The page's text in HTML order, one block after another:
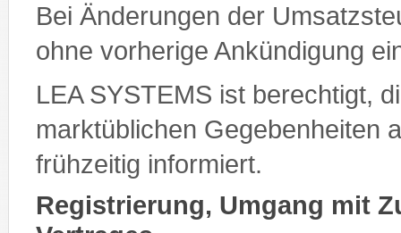
Bei Änderungen der
ohne vorherige Ankündigung
LEA SYSTEMS ist berechtigt,
marktüblichen Gegebenheiten
frühzeitig informiert.
Registrierung, Umgang mit